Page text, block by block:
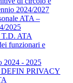
2024/2027
ATA –
2025
T.D. ATA
funzionari e
2024 - 2025
PRIVACY